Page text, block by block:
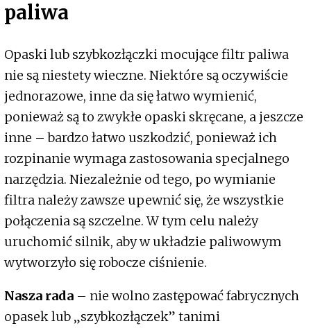
paliwa
Opaski lub szybkozłączki mocujące filtr paliwa
nie są niestety wieczne. Niektóre są oczywiście
jednorazowe, inne da się łatwo wymienić,
ponieważ są to zwykłe opaski skręcane, a jeszcze
inne – bardzo łatwo uszkodzić, ponieważ ich
rozpinanie wymaga zastosowania specjalnego
narzędzia. Niezależnie od tego, po wymianie
filtra należy zawsze upewnić się, że wszystkie
połączenia są szczelne. W tym celu należy
uruchomić silnik, aby w układzie paliwowym
wytworzyło się robocze ciśnienie.
Nasza rada – nie wolno zastępować fabrycznych
opasek lub „szybkozłączek” tanimi